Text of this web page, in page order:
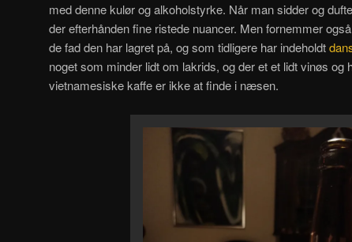
med denne kulør og alkoholstyrke. Når man sidder og
der efterhånden fine ristede nuancer. Men fornemmer
de fad den har lagret på, og som tidligere har indeholdt
noget som minder lidt om lakrids, og der et et lidt vinøs og
vietnamesiske kaffe er ikke at finde i næsen.